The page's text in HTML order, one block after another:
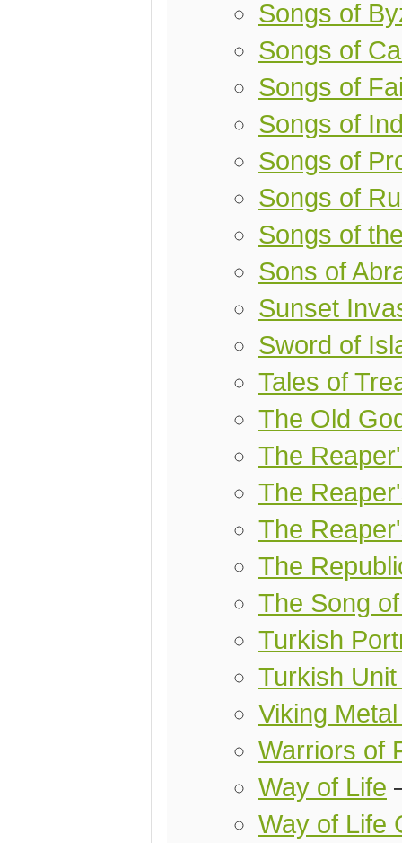
Songs of
Songs of
Songs of
Songs of
Songs of
Songs of
Songs of
Sons of
Sunset
Sword of
Tales of
The Old
The
The
The
The
The Song
Turkish
Turkish
Viking
Warriors of
Way of Life
Way of Life